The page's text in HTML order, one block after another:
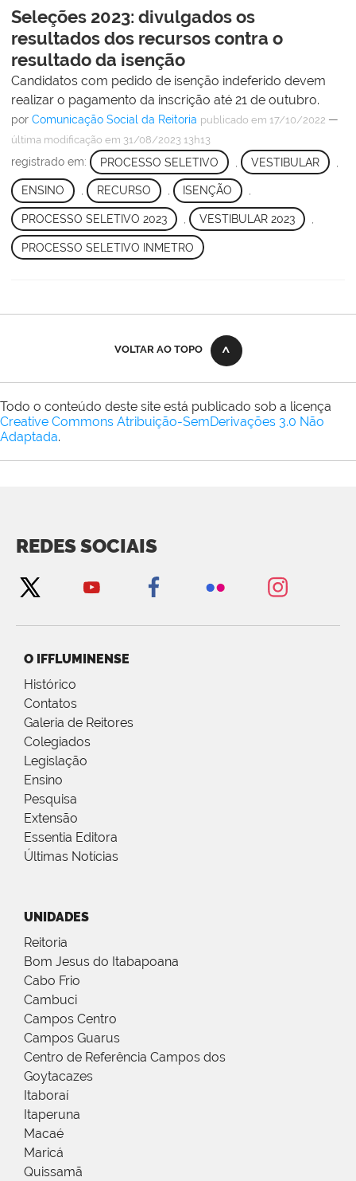
Seleções 2023: divulgados os
resultados dos recursos contra o
resultado da isenção
Candidatos com pedido de isenção indeferido devem
realizar o pagamento da inscrição até 21 de outubro.
por Comunicação Social da Reitoria publicado em 17/10/2022 —
última modificação em 31/08/2023 13h13
registrado em: PROCESSO SELETIVO VESTIBULAR
ENSINO , RECURSO , ISENÇÃO ,
PROCESSO SELETIVO 2023 VESTIBULAR 2023
PROCESSO SELETIVO INMETRO
VOLTAR AO TOPO
Todo o conteúdo deste site está publicado sob a licença
Creative Commons Atribuição-SemDerivações 3.0 Não
Adaptada.
REDES SOCIAIS
O IFFLUMINENSE
Histórico
Contatos
Galeria de Reitores
Colegiados
Legislação
Ensino
Pesquisa
Extensão
Essentia Editora
Últimas Notícias
UNIDADES
Reitoria
Bom Jesus do Itabapoana
Cabo Frio
Cambuci
Campos Centro
Campos Guarus
Centro de Referência Campos dos
Goytacazes
Itaboraí
Itaperuna
Macaé
Maricá
Quissamã